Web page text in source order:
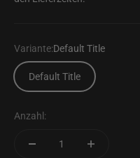
Variante:Default Title
Default Title
Anzahl: